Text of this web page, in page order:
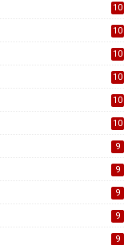
10
10
10
10
10
10
9
9
9
9
9